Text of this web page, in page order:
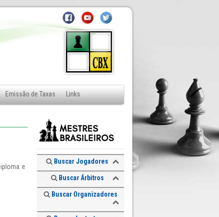
Emissão de Taxas Links
e
Buscar Jogadores
Buscar Árbitros
Buscar Organizadores